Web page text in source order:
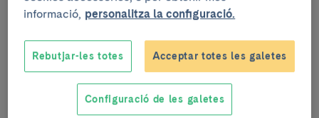
d'Investigació Biomèdica en Xarxa de Malalties
Respiratòries (CIBERES).
Principals línees d'investigació
Les principals línies de recerca se centren en el
informació, personalitza la configuració.
Rebutjar-les totes Acceptar totes les galetes
Configuració de les galetes